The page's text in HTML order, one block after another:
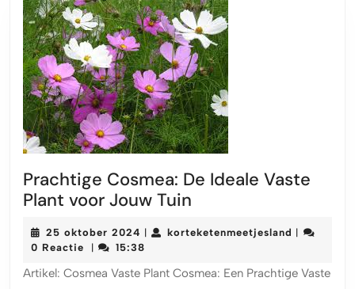
Prachtige Cosmea: De Ideale Vaste
Plant voor Jouw Tuin
De
Vaste
25 oktober 2024 25
oktober
| korteketenmeetjesland |
0 Reactie | 15:38
Artikel: Cosmea Vaste Plant Cosmea: Een Prachtige Vaste